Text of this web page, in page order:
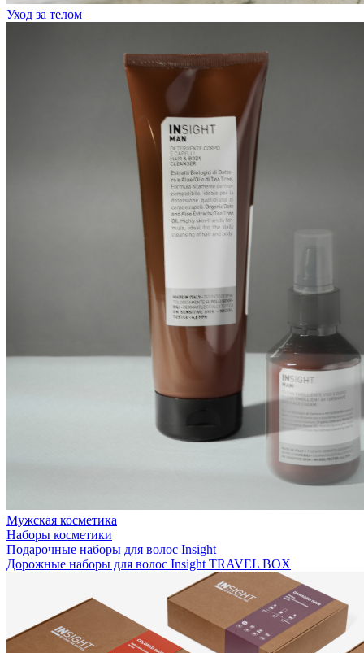
Уход за телом
Мужская косметика
Наборы косметики
Подарочные наборы для волос Insight
Дорожные наборы для волос Insight TRAVEL BOX